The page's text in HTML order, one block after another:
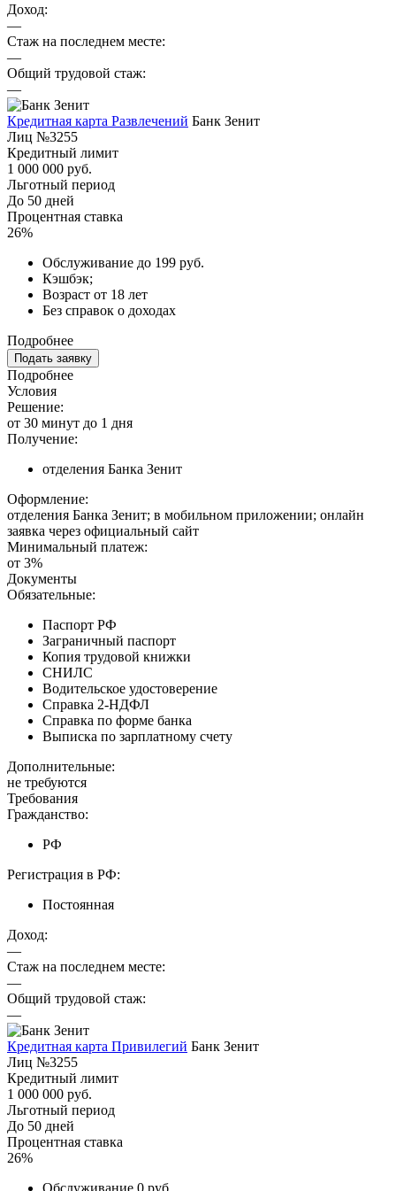
Доход:
—
Стаж на последнем месте:
—
Общий трудовой стаж:
—
Кредитная карта Развлечений Банк Зенит
Лиц №3255
Кредитный лимит
1 000 000 руб.
Льготный период
До 50 дней
Процентная ставка
26%
Обслуживание до 199 руб.
Кэшбэк;
Возраст от 18 лет
Без справок о доходах
Подробнее
Подать заявку
Подробнее
Условия
Решение:
от 30 минут до 1 дня
Получение:
отделения Банка Зенит
Оформление:
отделения Банка Зенит; в мобильном приложении; онлайн
заявка через официальный сайт
Минимальный платеж:
от 3%
Документы
Обязательные:
Паспорт РФ
Заграничный паспорт
Копия трудовой книжки
СНИЛС
Водительское удостоверение
Справка 2-НДФЛ
Справка по форме банка
Выписка по зарплатному счету
Дополнительные:
не требуются
Требования
Гражданство:
РФ
Регистрация в РФ:
Постоянная
Доход:
—
Стаж на последнем месте:
—
Общий трудовой стаж:
—
Кредитная карта Привилегий Банк Зенит
Лиц №3255
Кредитный лимит
1 000 000 руб.
Льготный период
До 50 дней
Процентная ставка
26%
Обслуживание 0 руб.